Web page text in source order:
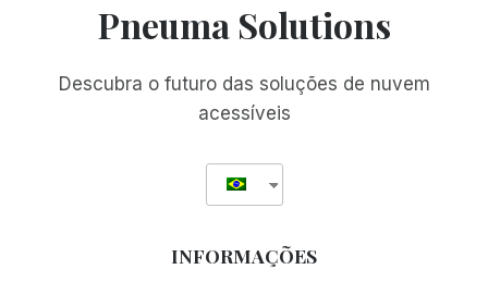
Pneuma Solutions
Descubra o futuro das soluções de nuvem
acessíveis
INFORMAÇÕES